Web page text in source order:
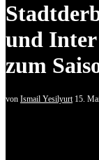
und
zum
von Ismail Yesilyurt 15.